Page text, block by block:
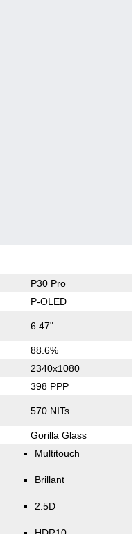
P30 Pro
P-OLED
6.47"
88.6%
2340x1080
398 PPP
570 NITs
Gorilla Glass
Multitouch
Brillant
2.5D